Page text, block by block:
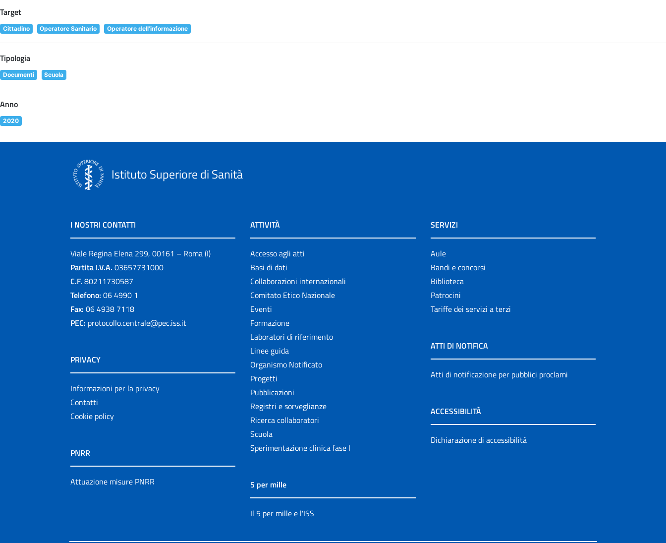
Target
Cittadino Operatore Sanitario Operatore dell'informazione
Tipologia
Documenti Scuola
Anno
2020
Istituto Superiore di Sanità
I NOSTRI CONTATTI
Viale Regina Elena 299, 00161 – Roma (I)
Partita I.V.A. 03657731000
C.F. 80211730587
Telefono: 06 4990 1
Fax: 06 4938 7118
PEC: protocollo.centrale@pec.iss.it
PRIVACY
Informazioni per la privacy
Contatti
Cookie policy
PNRR
Attuazione misure PNRR
ATTIVITÀ
Accesso agli atti
Basi di dati
Collaborazioni internazionali
Comitato Etico Nazionale
Eventi
Formazione
Laboratori di riferimento
Linee guida
Organismo Notificato
Progetti
Pubblicazioni
Registri e sorveglianze
Ricerca collaboratori
Scuola
Sperimentazione clinica fase I
5 per mille
Il 5 per mille e l'ISS
SERVIZI
Aule
Bandi e concorsi
Biblioteca
Patrocini
Tariffe dei servizi a terzi
ATTI DI NOTIFICA
Atti di notificazione per pubblici proclami
ACCESSIBILITÀ
Dichiarazione di accessibilità